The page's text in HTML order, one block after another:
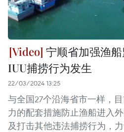
宁顺省加强渔
IUU捕捞行为发生
22/03/2024 13:25
与全国27个沿海省市一样，
力的配套措施防止渔船进入
及打击其他违法捕捞行为，